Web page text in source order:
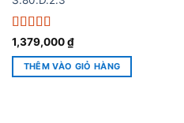
Được xếp
hạng55 sao
1,379,000₫
THÊM VÀO GIỎ HÀNG